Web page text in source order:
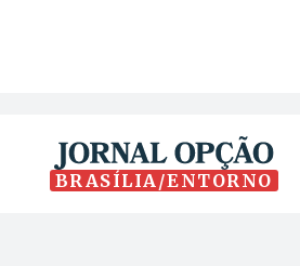
BRASÍLIA/ENTORNO